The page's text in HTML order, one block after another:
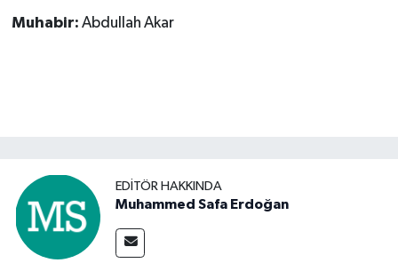
Muhabir: Abdullah Akar
EDITÖR HAKKINDA
Muhammed Safa Erdoğan